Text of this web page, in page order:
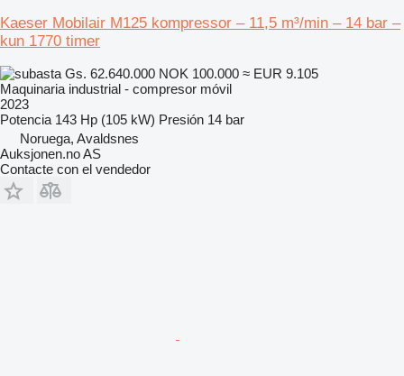
Kaeser Mobilair M125 kompressor – 11,5 m³/min – 14 bar –
kun 1770 timer
Gs. 62.640.000 NOK 100.000 ≈ EUR 9.105
Maquinaria industrial - compresor móvil
2023
Potencia 143 Hp (105 kW) Presión 14 bar
Noruega, Avaldsnes
Auksjonen.no AS
Contacte con el vendedor